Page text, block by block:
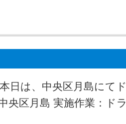
日は、中央区月島にてド
区月島 実施作業：ドラ